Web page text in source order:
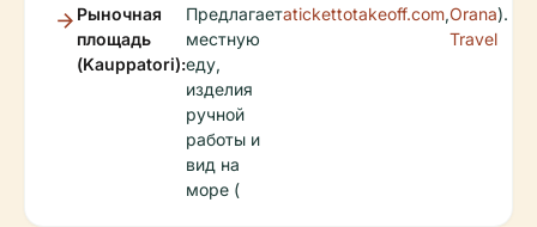
Рыночная
площадь
(Kauppatori):
Предлагает
местную
еду,
изделия
ручной
работы и
вид на
море (
atickettotakeoff.com,Orana
Travel
).